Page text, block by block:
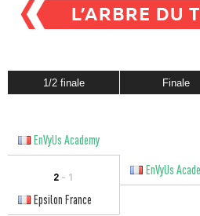
1/2 finale Finale
EnVyUs Academy
2 - 1
EnVyUs
Epsilon France